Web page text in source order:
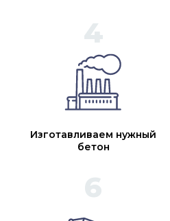
Изготавливаем нужный
бетон